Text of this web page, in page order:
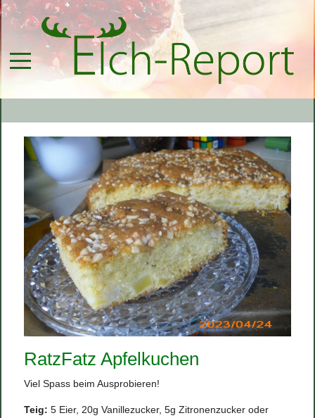
RatzFatz Apfelkuchen
Viel Spass beim Ausprobieren!
Teig: 5 Eier, 20g Vanillezucker, 5g Zitronenzucker oder